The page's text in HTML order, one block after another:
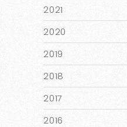
2021
2020
2019
2018
2017
2016